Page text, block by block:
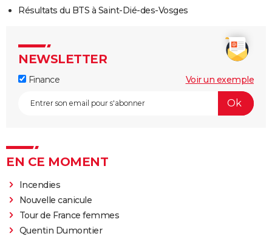
Résultats du BTS à Saint-Dié-des-Vosges
NEWSLETTER
Finance Voir un exemple
EN CE MOMENT
Incendies
Nouvelle canicule
Tour de France femmes
Quentin Dumontier